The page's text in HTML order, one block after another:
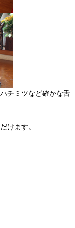
チミツなど確かな舌
けます。